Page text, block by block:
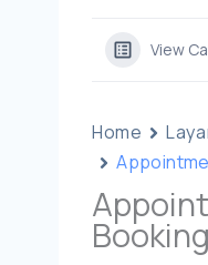
View
Home
Booking